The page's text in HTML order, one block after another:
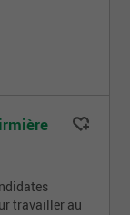
travailler au